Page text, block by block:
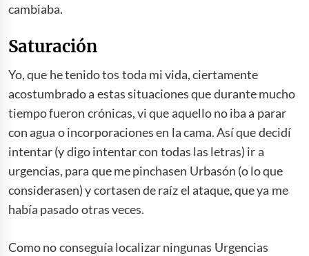
cambiaba.
Saturación
Yo, que he tenido tos toda mi vida, ciertamente
acostumbrado a estas situaciones que durante mucho
tiempo fueron crónicas, vi que aquello no iba a parar
con agua o incorporaciones en la cama. Así que decidí
intentar (y digo intentar con todas las letras) ir a
urgencias, para que me pinchasen Urbasón (o lo que
considerasen) y cortasen de raíz el ataque, que ya me
había pasado otras veces.
Como no conseguía localizar ningunas Urgencias